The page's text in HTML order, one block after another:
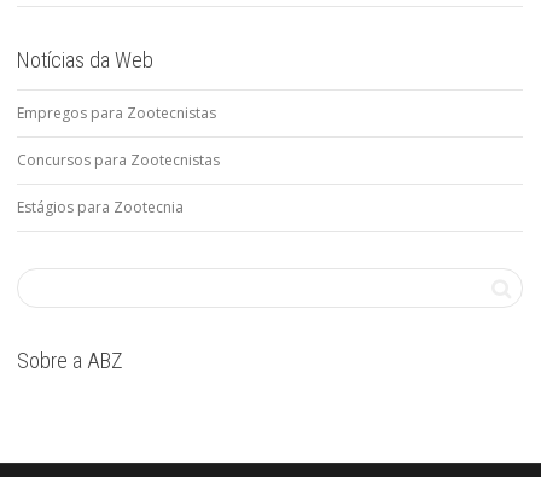
Notícias da Web
Empregos para Zootecnistas
Concursos para Zootecnistas
Estágios para Zootecnia
Sobre a ABZ